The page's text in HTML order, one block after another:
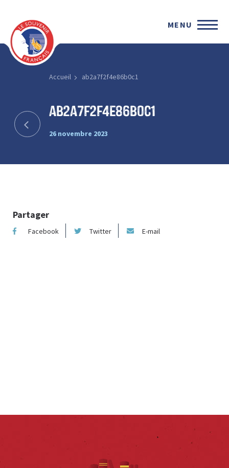
MENU
Accueil ab2a7f2f4e86b0c1
ab2a7f2f4e86b0c1
26 novembre 2023
Partager
Facebook Twitter E-mail